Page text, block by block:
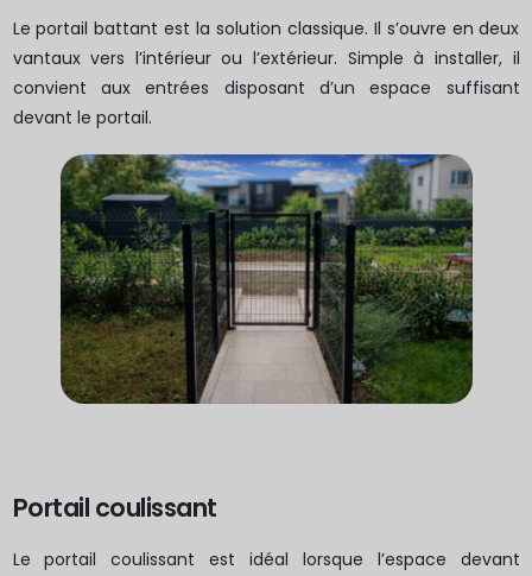
Le portail battant est la solution classique. Il s’ouvre en deux
vantaux vers l’intérieur ou l’extérieur. Simple à installer, il
convient aux entrées disposant d’un espace suffisant
devant le portail.
Portail coulissant
Le portail coulissant est idéal lorsque l’espace devant